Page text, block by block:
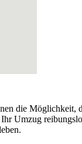
die Möglichkeit,
Umzug